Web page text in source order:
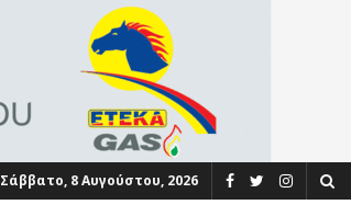
Σάββατο, 8 Αυγούστου, 2026